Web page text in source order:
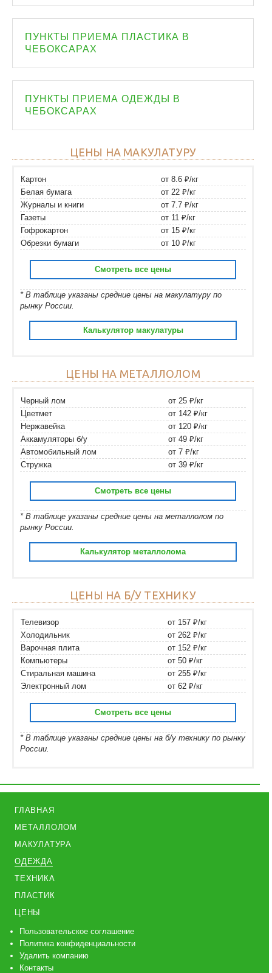
ПУНКТЫ ПРИЕМА ПЛАСТИКА В
ЧЕБОКСАРАХ
ПУНКТЫ ПРИЕМА ОДЕЖДЫ В
ЧЕБОКСАРАХ
ЦЕНЫ НА МАКУЛАТУРУ
Картон
от 8.6 ₽/кг
Белая бумага
от 22 ₽/кг
Журналы и книги
от 7.7 ₽/кг
Газеты
от 11 ₽/кг
Гофрокартон
от 15 ₽/кг
Обрезки бумаги
от 10 ₽/кг
Смотреть все цены
* В таблице указаны средние цены на макулатуру по
рынку России.
Калькулятор макулатуры
ЦЕНЫ НА МЕТАЛЛОЛОМ
Черный лом
от 25 ₽/кг
Цветмет
от 142 ₽/кг
Нержавейка
от 120 ₽/кг
Аккамуляторы б/у
от 49 ₽/кг
Автомобильный лом
от 7 ₽/кг
Стружка
от 39 ₽/кг
Смотреть все цены
* В таблице указаны средние цены на металлолом по
рынку России.
Калькулятор металлолома
ЦЕНЫ НА Б/У ТЕХНИКУ
Телевизор
от 157 ₽/кг
Холодильник
от 262 ₽/кг
Варочная плита
от 152 ₽/кг
Компьютеры
от 50 ₽/кг
Стиральная машина
от 255 ₽/кг
Электронный лом
от 62 ₽/кг
Смотреть все цены
* В таблице указаны средние цены на б/у технику по рынку
России.
ГЛАВНАЯ
МЕТАЛЛОЛОМ
МАКУЛАТУРА
ОДЕЖДА
ТЕХНИКА
ПЛАСТИК
ЦЕНЫ
Пользовательское соглашение
Политика конфиденциальности
Удалить компанию
Контакты